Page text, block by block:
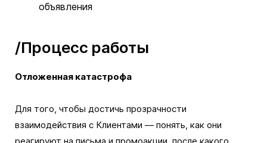
объявления
/Процесс работы
Отложенная катастрофа
Для того, чтобы достичь прозрачности
взаимодействия с Клиентами — понять, как они